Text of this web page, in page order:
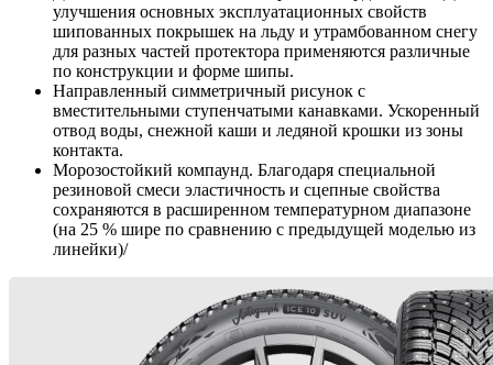
улучшения основных эксплуатационных свойств
шипованных покрышек на льду и утрамбованном снегу
для разных частей протектора применяются различные
по конструкции и форме шипы.
Направленный симметричный рисунок с
вместительными ступенчатыми канавками. Ускоренный
отвод воды, снежной каши и ледяной крошки из зоны
контакта.
Морозостойкий компаунд. Благодаря специальной
резиновой смеси эластичность и сцепные свойства
сохраняются в расширенном температурном диапазоне
(на 25 % шире по сравнению с предыдущей моделью из
линейки)/